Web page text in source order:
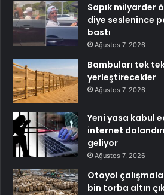
Sapık milyarder
diye seslenince
bastı
Ağustos 7, 2026
Bambuları tek
yerleştirecekler
Ağustos 7, 2026
Yeni yasa kabul
internet
geliyor
Ağustos 7, 2026
Otoyol
bin torba altın